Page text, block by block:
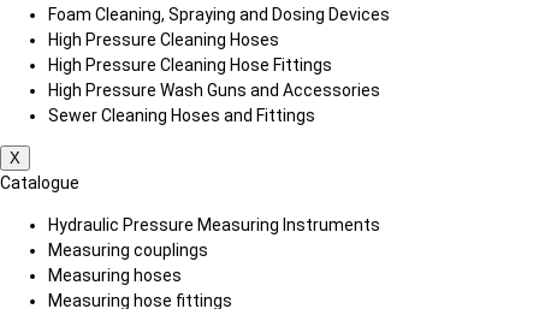
Foam Cleaning, Spraying and Dosing Devices
High Pressure Cleaning Hoses
High Pressure Cleaning Hose Fittings
High Pressure Wash Guns and Accessories
Sewer Cleaning Hoses and Fittings
X
Catalogue
Hydraulic Pressure Measuring Instruments
Measuring couplings
Measuring hoses
Measuring hose fittings